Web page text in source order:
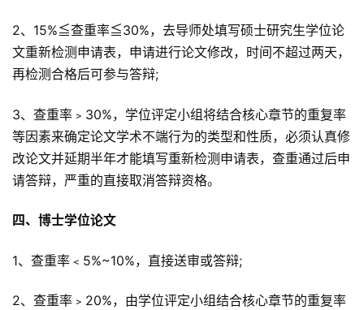
2、15%≦查重率≦30%，去导师处填写硕士研究生学位论
文重新检测申请表，申请进行论文修改，时间不超过两天，
再检测合格后可参与答辩;
3、查重率﹥30%，学位评定小组将结合核心章节的重复率
等因素来确定论文学术不端行为的类型和性质，必须认真修
改论文并延期半年才能填写重新检测申请表，查重通过后申
请答辩，严重的直接取消答辩资格。
四、博士学位论文
1、查重率﹤5%~10%，直接送审或答辩;
2、查重率﹥20%，由学位评定小组结合核心章节的重复率